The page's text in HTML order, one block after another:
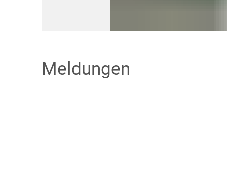
Meldungen